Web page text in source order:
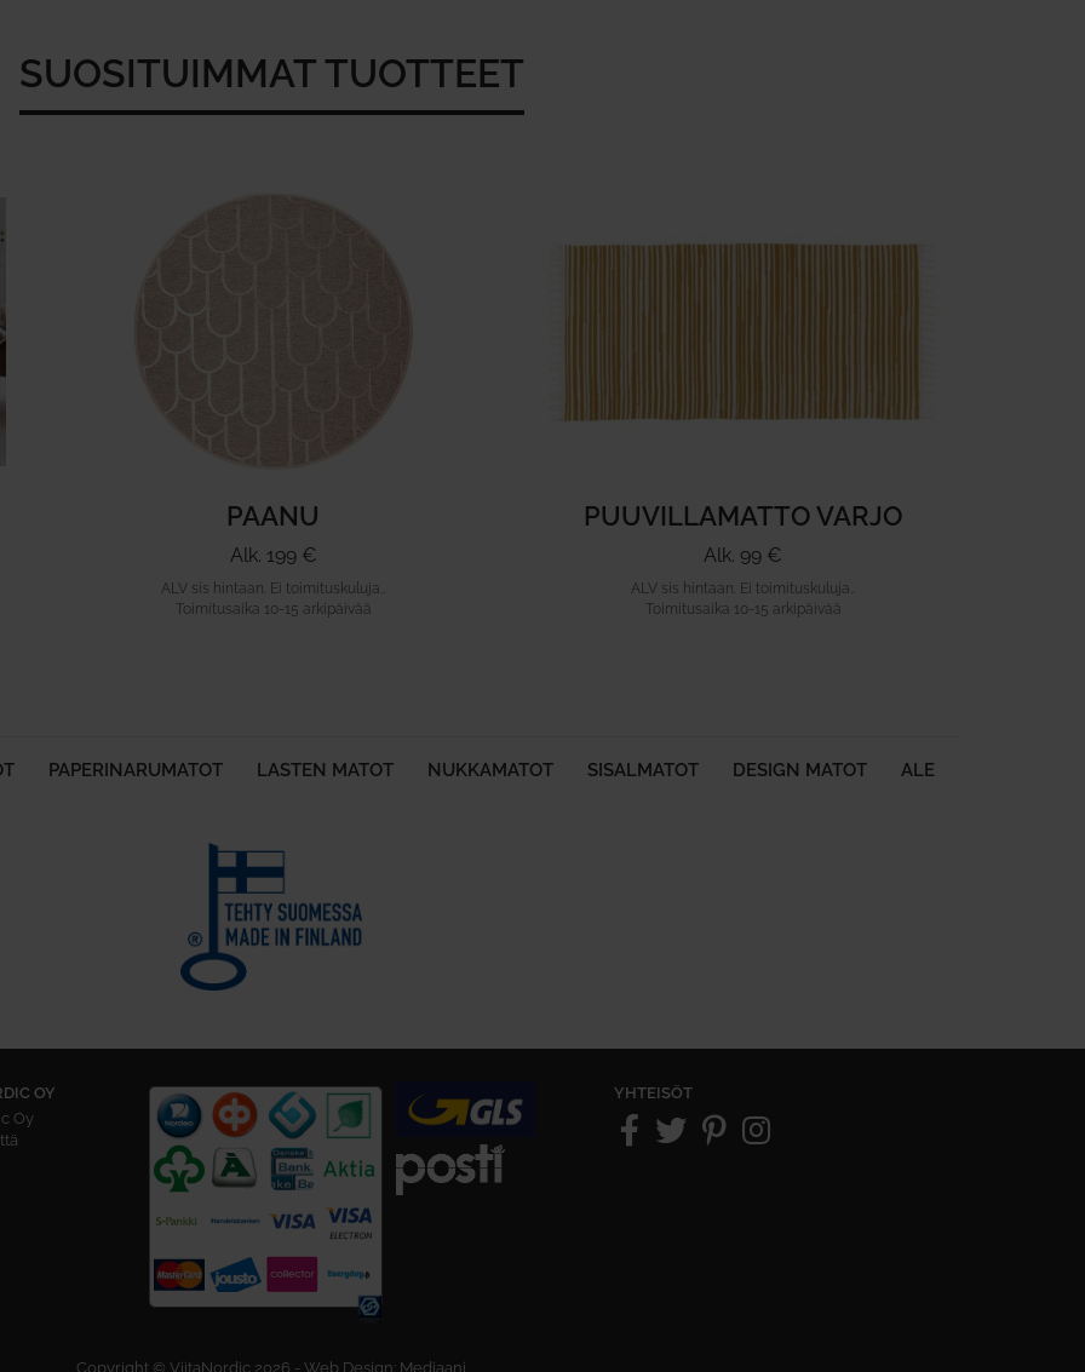
SUOSITUIMMAT TUOTTEET
PAANU
Alk. 199 €
ALV sis hintaan. Ei toimituskuluja..
Toimitusaika 10-15 arkipäivää
PUUVILLAMATTO VARJO
Alk. 99 €
ALV sis hintaan. Ei toimituskuluja..
Toimitusaika 10-15 arkipäivää
PAPERINARUMATOT LASTEN MATOT NUKKAMATOT SISALMATOT DESIGN MATOT ALE
OY
Oy
YHTEISÖT
Copyright © ViitaNordic 2026 - Web Design: Mediaani